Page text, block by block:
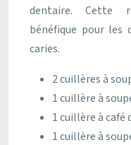
dentaire. Cette
bénéfique pour les
caries.
2 cuillères à
1 cuillère à
1 cuillère à café
1 cuillère à